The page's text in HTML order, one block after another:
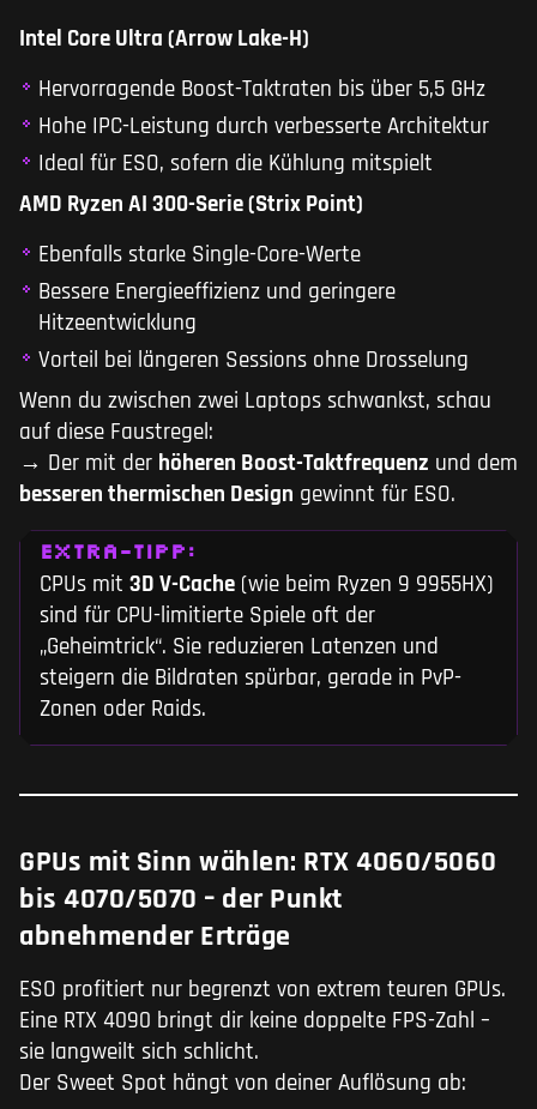
Intel Core Ultra (Arrow Lake-H)
Hervorragende Boost-Taktraten bis über 5,5 GHz
Hohe IPC-Leistung durch verbesserte Architektur
Ideal für ESO, sofern die Kühlung mitspielt
AMD Ryzen AI 300-Serie (Strix Point)
Ebenfalls starke Single-Core-Werte
Bessere Energieeffizienz und geringere
Hitzeentwicklung
Vorteil bei längeren Sessions ohne Drosselung
Wenn du zwischen zwei Laptops schwankst, schau
auf diese Faustregel:
→ Der mit der höheren Boost-Taktfrequenz und dem
besseren thermischen Design gewinnt für ESO.
EXTRA-TIPP:
CPUs mit 3D V-Cache (wie beim Ryzen 9 9955HX)
sind für CPU-limitierte Spiele oft der
„Geheimtrick“. Sie reduzieren Latenzen und
steigern die Bildraten spürbar, gerade in PvP-
Zonen oder Raids.
GPUs mit Sinn wählen: RTX 4060/5060
bis 4070/5070 – der Punkt
abnehmender Erträge
ESO profitiert nur begrenzt von extrem teuren GPUs.
Eine RTX 4090 bringt dir keine doppelte FPS-Zahl –
sie langweilt sich schlicht.
Der Sweet Spot hängt von deiner Auflösung ab: